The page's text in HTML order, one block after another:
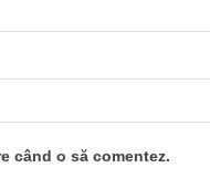
când o să comentez.